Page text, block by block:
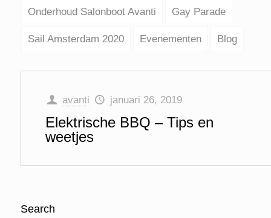
Onderhoud Salonboot Avanti Gay Parade
Sail Amsterdam 2020 Evenementen Blog
avanti januari 26, 2019
Elektrische BBQ – Tips en
weetjes
Search